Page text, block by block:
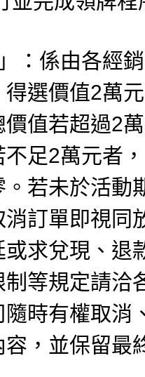
：係由各經
選價值2萬
值若超過2
足2萬元者
若未於活動
訂單即視同
求兌現、退
等規定請洽
時有權取消
，並保留最